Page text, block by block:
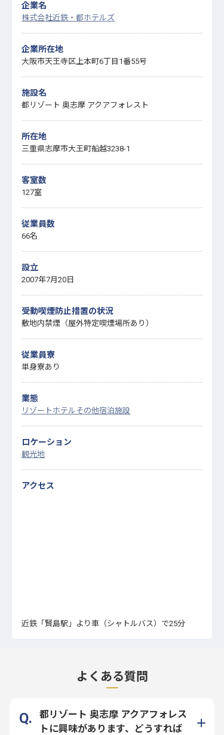
企業名
株式会社近鉄・都ホテルズ
企業所在地
大阪市天王寺区上本町6丁目1番55号
施設名
都リゾート 奥志摩 アクアフォレスト
所在地
三重県志摩市大王町船越3238-1
客室数
127室
従業員数
66名
設立
2007年7月20日
受動喫煙防止措置の状況
敷地内禁煙（屋外特定喫煙場所あり）
従業員寮
単身寮あり
業態
リゾートホテルその他宿泊施設
ロケーション
観光地
アクセス
近鉄「賢島駅」より車（シャトルバス）で25分
よくある質問
都リゾート 奥志摩 アクアフォレス
トに興味があります、どうすれば